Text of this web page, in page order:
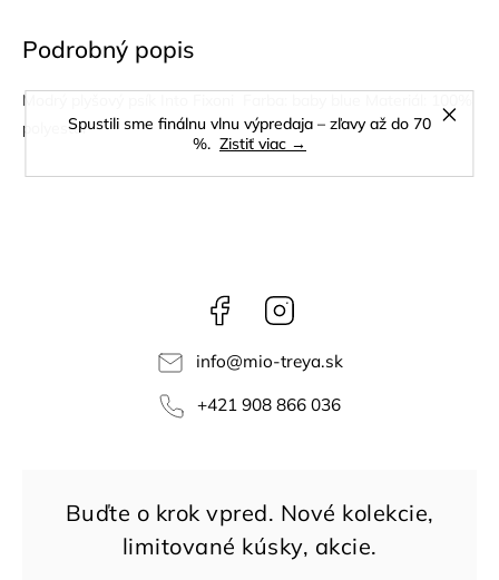
Spustili sme finálnu vlnu výpredaja – zľavy až do 70
%. Zistiť viac →
Podrobný popis
Modrý plyšový psík Into Fixoni Farba: baby blue Materiál: 100%
polyester
Facebook
info@mio-treya.sk
+421 908 866 036